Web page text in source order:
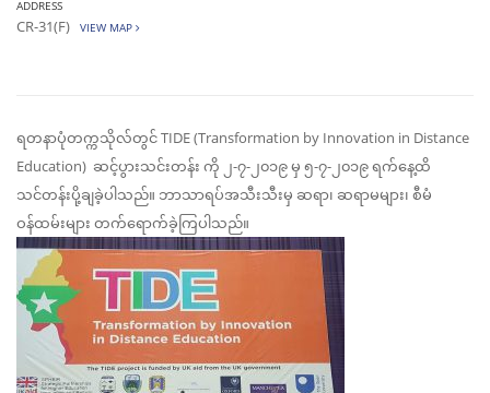
ADDRESS
CR-31(F) VIEW MAP
ရတနာပုံတက္ကသိုလ်တွင် TIDE (Transformation by Innovation in Distance
Education) ဆင့်ပွားသင်းတန်း ကို ၂-၇-၂၀၁၉ မှ ၅-၇-၂၀၁၉ ရက်နေ့ထိ
သင်တန်းပို့ချခဲ့ပါသည်။ ဘာသာရပ်အသီးသီးမှ ဆရာ၊ ဆရာမများ၊ စီမံ
ဝန်ထမ်းများ တက်ရောက်ခဲ့ကြပါသည်။